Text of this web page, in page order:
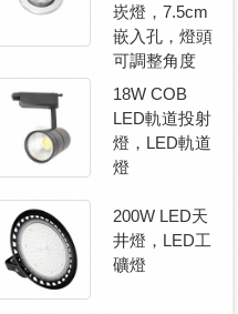
崁燈，7.5cm
嵌入孔，燈頭
可調整角度
18W COB
LED軌道投射
燈，LED軌道
燈
200W LED天
井燈，LED工
礦燈